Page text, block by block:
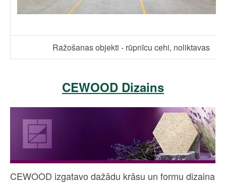
Ražošanas objekti - rūpnīcu cehi, noliktavas
CEWOOD Dizains
CEWOOD izgatavo dažādu krāsu un formu dizaina